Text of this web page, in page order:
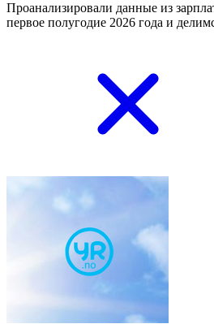
Проанализировали данные из
первое полугодие 2026 года и